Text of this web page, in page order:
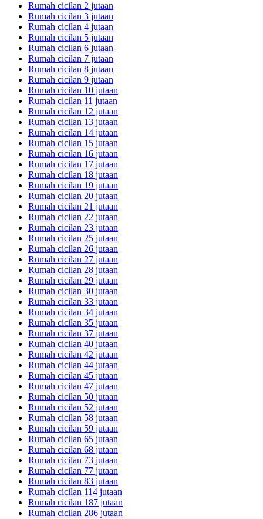
Rumah cicilan 2 jutaan
Rumah cicilan 3 jutaan
Rumah cicilan 4 jutaan
Rumah cicilan 5 jutaan
Rumah cicilan 6 jutaan
Rumah cicilan 7 jutaan
Rumah cicilan 8 jutaan
Rumah cicilan 9 jutaan
Rumah cicilan 10 jutaan
Rumah cicilan 11 jutaan
Rumah cicilan 12 jutaan
Rumah cicilan 13 jutaan
Rumah cicilan 14 jutaan
Rumah cicilan 15 jutaan
Rumah cicilan 16 jutaan
Rumah cicilan 17 jutaan
Rumah cicilan 18 jutaan
Rumah cicilan 19 jutaan
Rumah cicilan 20 jutaan
Rumah cicilan 21 jutaan
Rumah cicilan 22 jutaan
Rumah cicilan 23 jutaan
Rumah cicilan 25 jutaan
Rumah cicilan 26 jutaan
Rumah cicilan 27 jutaan
Rumah cicilan 28 jutaan
Rumah cicilan 29 jutaan
Rumah cicilan 30 jutaan
Rumah cicilan 33 jutaan
Rumah cicilan 34 jutaan
Rumah cicilan 35 jutaan
Rumah cicilan 37 jutaan
Rumah cicilan 40 jutaan
Rumah cicilan 42 jutaan
Rumah cicilan 44 jutaan
Rumah cicilan 45 jutaan
Rumah cicilan 47 jutaan
Rumah cicilan 50 jutaan
Rumah cicilan 52 jutaan
Rumah cicilan 58 jutaan
Rumah cicilan 59 jutaan
Rumah cicilan 65 jutaan
Rumah cicilan 68 jutaan
Rumah cicilan 73 jutaan
Rumah cicilan 77 jutaan
Rumah cicilan 83 jutaan
Rumah cicilan 114 jutaan
Rumah cicilan 187 jutaan
Rumah cicilan 286 jutaan